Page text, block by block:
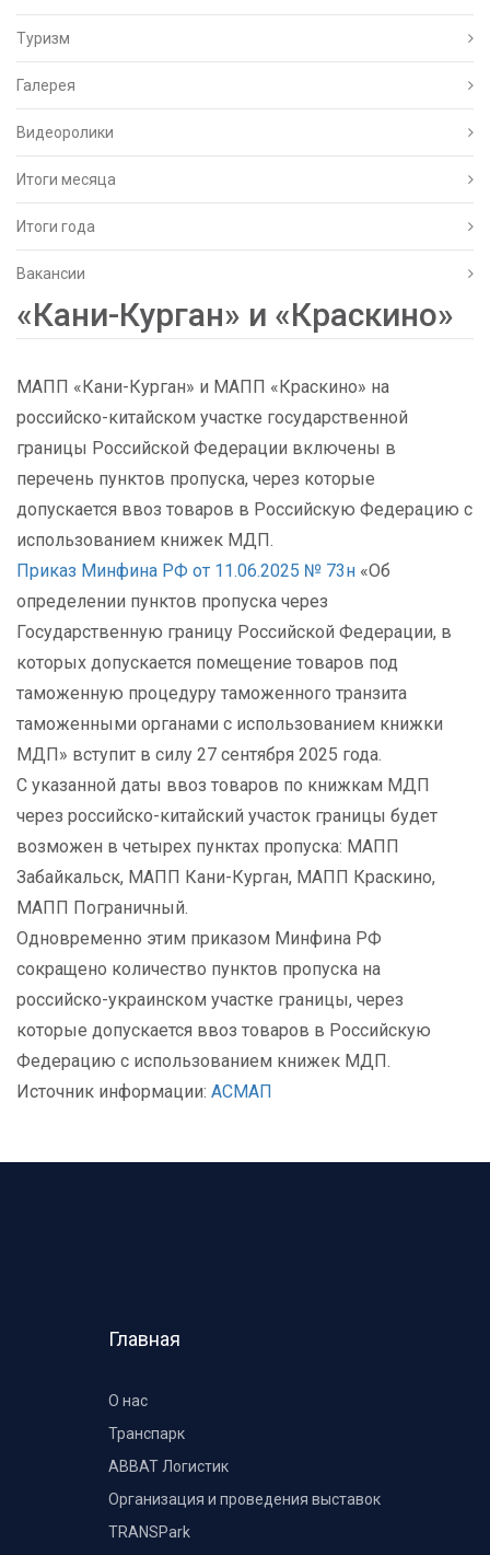
Туризм
Галерея
Видеоролики
Итоги месяца
Итоги года
Вакансии
«Кани-Курган» и «Краскино»
МАПП «Кани-Курган» и МАПП «Краскино» на
российско-китайском участке государственной
границы Российской Федерации включены в
перечень пунктов пропуска, через которые
допускается ввоз товаров в Российскую Федерацию с
использованием книжек МДП.
Приказ Минфина РФ от 11.06.2025 № 73н «Об
определении пунктов пропуска через
Государственную границу Российской Федерации, в
которых допускается помещение товаров под
таможенную процедуру таможенного транзита
таможенными органами с использованием книжки
МДП» вступит в силу 27 сентября 2025 года.
С указанной даты ввоз товаров по книжкам МДП
через российско-китайский участок границы будет
возможен в четырех пунктах пропуска: МАПП
Забайкальск, МАПП Кани-Курган, МАПП Краскино,
МАПП Пограничный.
Одновременно этим приказом Минфина РФ
сокращено количество пунктов пропуска на
российско-украинском участке границы, через
которые допускается ввоз товаров в Российскую
Федерацию с использованием книжек МДП.
Источник информации: АСМАП
Главная
О нас
Транспарк
ABBAT Логистик
Организация и проведения выставок
TRANSPark